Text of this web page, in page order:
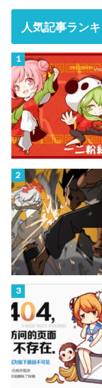
人気記事ラン